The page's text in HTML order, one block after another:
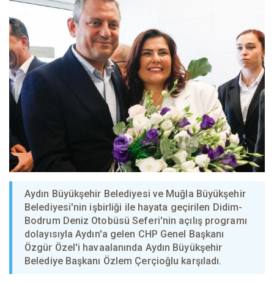
Aydın Büyükşehir Belediyesi ve Muğla Büyükşehir
Belediyesi'nin işbirliği ile hayata geçirilen Didim-
Bodrum Deniz Otobüsü Seferi'nin açılış programı
dolayısıyla Aydın'a gelen CHP Genel Başkanı
Özgür Özel'i havaalanında Aydın Büyükşehir
Belediye Başkanı Özlem Çerçioğlu karşıladı.